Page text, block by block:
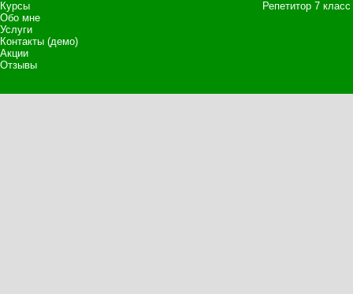
Курсы
Обо мне
Услуги
Контакты (демо)
Акции
Отзывы
Репетитор 7 класс